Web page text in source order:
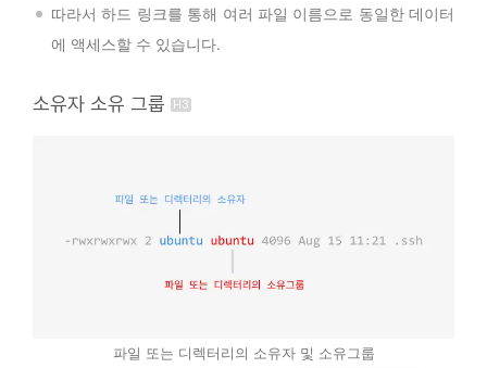
따라서 하드 링크를 통해 여러 파일 이름으로 동일한 데이터
에 액세스할 수 있습니다.
소유자 소유 그룹
파일 또는 디렉터리의 소유자 및 소유그룹